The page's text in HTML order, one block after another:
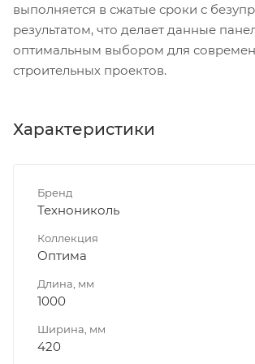
выполняется в сжатые сроки с
результатом, что делает данные
оптимальным выбором для
строительных проектов.
Характеристики
Бренд
Технониколь
Коллекция
Оптима
Длина, мм
1000
Ширина, мм
420